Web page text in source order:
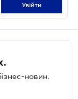
увійти
новин.